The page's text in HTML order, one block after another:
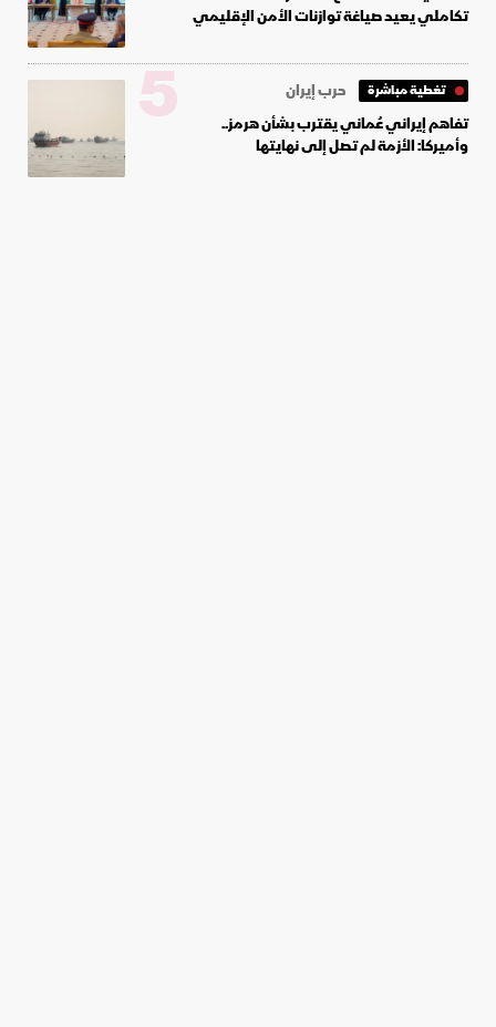
تكاملي يعيد صياغة توازنات الأمن الإقليمي
تغطية مباشرة
حرب إيران
تفاهم إيراني عُماني يقترب بشأن هرمز..
وأميركا: الأزمة لم تصل إلى نهايتها
5